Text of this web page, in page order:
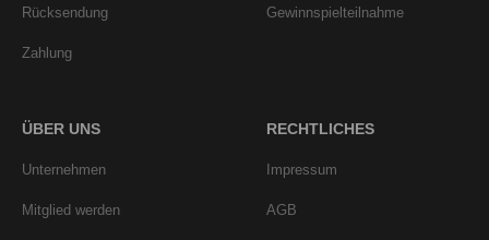
Rücksendung
Zahlung
Gewinnspielteilnahme
ÜBER UNS
Unternehmen
Mitglied werden
RECHTLICHES
Impressum
AGB